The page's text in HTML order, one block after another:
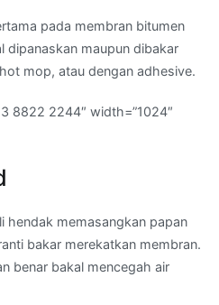
pada membran bitumen
dipanaskan maupun dibakar
mop, atau dengan adhesive.
8822 2244″ width=”1024″
hendak memasangkan papan
bakar merekatkan membran.
benar bakal mencegah air